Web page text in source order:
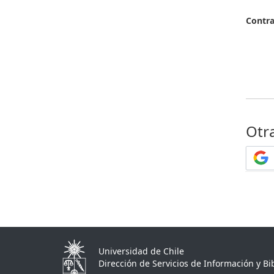
Universidad de Chile
Dirección de Servicios de Información y